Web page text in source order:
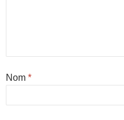
Nom *